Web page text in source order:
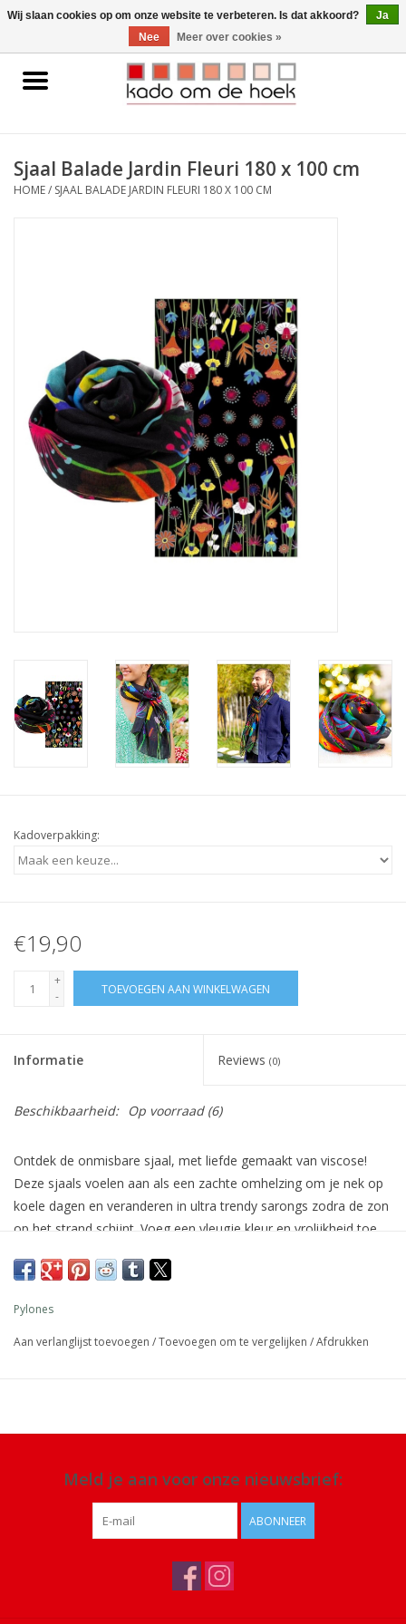
0 Artikelen - €0,00
Home
Gadgets
Pylones
Sjaal Balade Jardin Fleuri 180 x 100 cm
HOME/ SJAAL BALADE JARDIN FLEURI 180 X 100 CM
Kadoverpakking:
€19,90
+
-
TOEVOEGEN AAN WINKELWAGEN
Informatie Reviews (0)
Beschikbaarheid: Op voorraad(6)
Ontdek de onmisbare sjaal, met liefde gemaakt van viscose!
Deze sjaals voelen aan als een zachte omhelzing om je nek op
koele dagen en veranderen in ultra trendy sarongs zodra de zon
op het strand schijnt. Voeg een vleugje kleur en vrolijkheid toe
Afmeting: 180 x 100 cm
Materiaal: viscose
Details: kan als sarong gedragen worden, machinewas op 30°C
Pylones
Aan verlanglijst toevoegen /Toevoegen om te vergelijken /Afdrukken
Meld je aan voor onze nieuwsbrief:
ABONNEER
Wij slaan cookies op om onze website te verbeteren. Is dat akkoord?
Ja
Nee
Meer over cookies »